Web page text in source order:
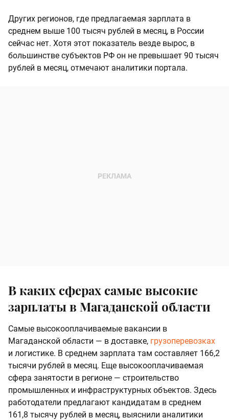
Других регионов, где предлагаемая зарплата в
среднем выше 100 тысяч рублей в месяц, в России
сейчас нет. Хотя этот показатель везде вырос, в
большинстве субъектов РФ он не превышает 90 тысяч
рублей в месяц, отмечают аналитики портала.
В каких сферах самые высокие
зарплаты в Магаданской области
Самые высокооплачиваемые вакансии в
Магаданской области — в доставке, грузоперевозках
и логистике. В среднем зарплата там составляет 166,2
тысячи рублей в месяц. Еще высокооплачиваемая
сфера занятости в регионе — строительство
промышленных и инфраструктурных объектов. Здесь
работодатели предлагают кандидатам в среднем
161,8 тысячу рублей в месяц, выяснили аналитики